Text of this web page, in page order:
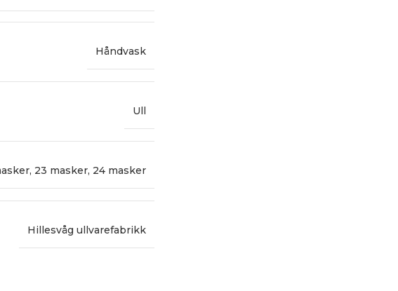
Håndvask
Ull
, 23 masker, 24 masker
Hillesvåg ullvarefabrikk